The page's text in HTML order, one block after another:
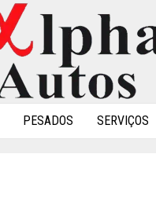
PESADOS SERVIÇOS